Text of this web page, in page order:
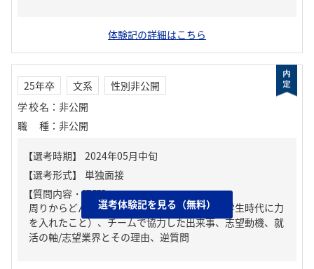
体験記の詳細はこちら
25年卒 文系
性別非公開
学校名 ： 非公開
職種 ： 非公開
【質問内容・課題】
周りからどんな人といわれる？、ガクチカ（学生時代に力
を入れたこと）、チームで協力した出来事、志望動機、就
活の軸/志望業界とその理由、逆質問
選考体験記を見る（無料）